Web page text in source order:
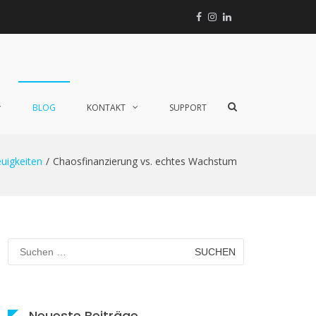
Facebook
Instagram
Linkedin
BLOG KONTAKT SUPPORT
Such-
Chaosfinanzierung vs. echtes Wachstum
Suchen
nach: